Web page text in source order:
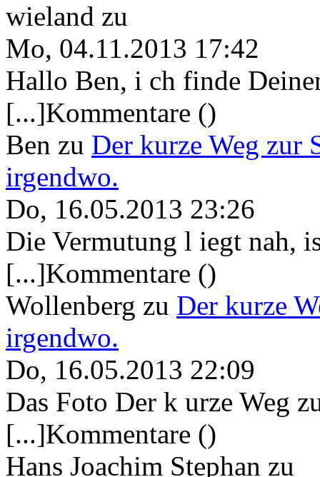
wieland zu
Mo, 04.11.2013 17:42
Hallo Ben, i ch finde
[...]Kommentare ()
Ben zu Der kurze Weg zur
irgendwo.
Do, 16.05.2013 23:26
Die Vermutung l iegt nah,
[...]Kommentare ()
Wollenberg zu Der kurze
irgendwo.
Do, 16.05.2013 22:09
Das Foto Der k urze Weg
[...]Kommentare ()
Hans Joachim Stephan zu